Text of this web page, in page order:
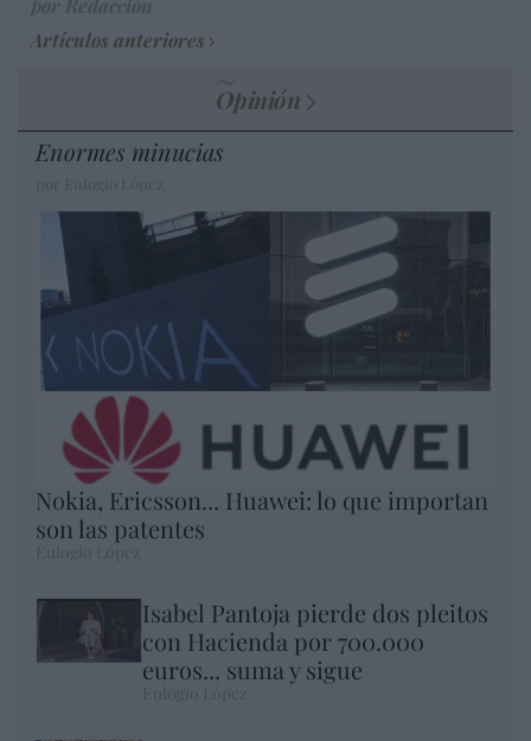
Artículos anteriores
Opinión
Enormes minucias
Nokia, Ericsson... Huawei: lo que importan
son las patentes
Isabel Pantoja pierde dos pleitos
con Hacienda por 700.000
euros... suma y sigue